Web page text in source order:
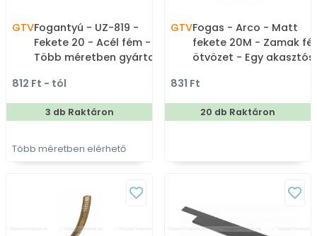
GTVFogantyú - UZ-819 -
Fekete 20 - Acél fém -
Több méretben gyártott
bútorfogantyú
812 Ft - tól
3 db Raktáron
Több méretben elérhető
GTVFogas - Arco - Matt
fekete 20M - Zamak
ötvözet - Egy akasztós
831 Ft
20 db Raktáron